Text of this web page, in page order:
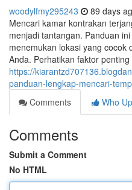
woodylfmy295243 89 days
Mencari kamar kontrakan
menjadi tantangan. Panduan
menemukan lokasi yang cocok
Anda. Perhatikan faktor
https://
panduan-lengkap-mencari-
Comments
Who
Comments
Submit a Comment
No HTML